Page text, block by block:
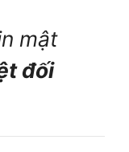
mật
đối